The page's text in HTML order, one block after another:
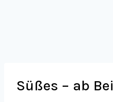
Süßes – ab